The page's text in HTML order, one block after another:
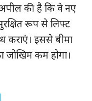
अपील की है कि वे नए
रूप से लिफ्ट
कराएं। इससे बीमा
जोखिम कम होगा।